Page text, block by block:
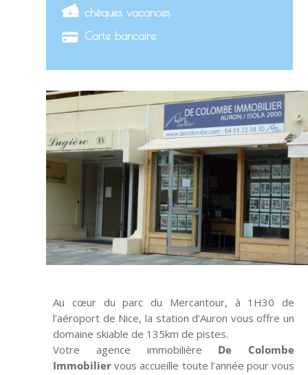
chèques vacances
Carte bancaire
Au cœur du parc du Mercantour, à 1H30 de
l’aéroport de Nice, la station d’Auron vous offre un
domaine skiable de 135km de pistes.
Votre agence immobilière De Colombe
Immobilier vous accueille toute l’année pour vous